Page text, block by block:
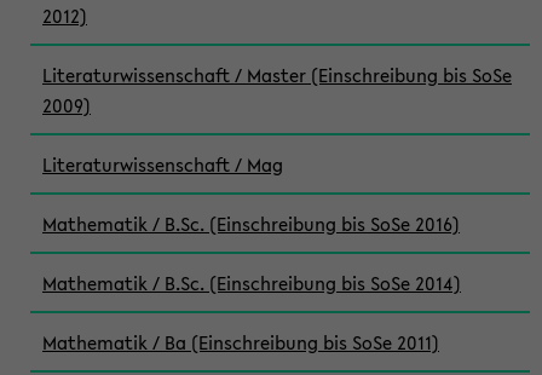
2012)
Literaturwissenschaft / Master (Einschreibung bis SoSe
2009)
Literaturwissenschaft / Mag
Mathematik / B.Sc. (Einschreibung bis SoSe 2016)
Mathematik / B.Sc. (Einschreibung bis SoSe 2014)
Mathematik / Ba (Einschreibung bis SoSe 2011)